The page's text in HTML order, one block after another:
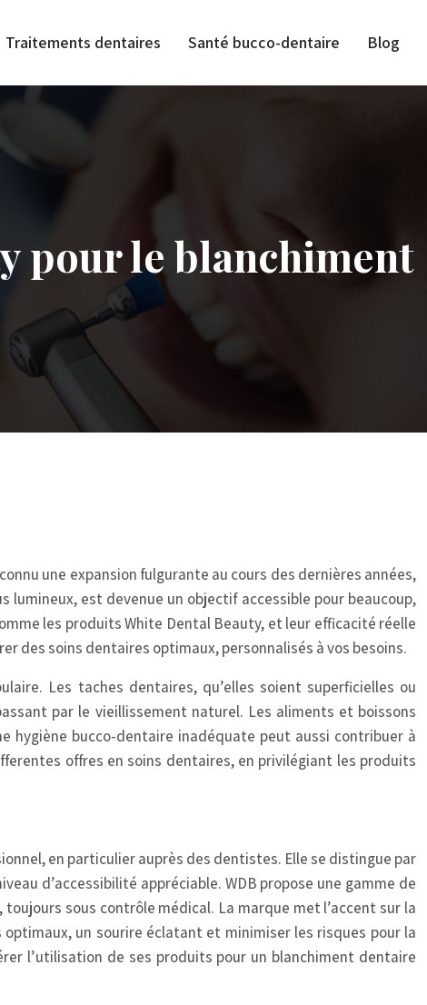
Traitements dentaires Santé bucco-dentaire Blog
pour le blanchiment
une expansion fulgurante au cours des dernières années,
est devenue un objectif accessible pour beaucoup,
les produits White Dental Beauty, et leur efficacité réelle
des soins dentaires optimaux, personnalisés à vos besoins.
Les taches dentaires, qu’elles soient superficielles ou
par le vieillissement naturel. Les aliments et boissons
hygiène bucco-dentaire inadéquate peut aussi contribuer à
offres en soins dentaires, en privilégiant les produits
en particulier auprès des dentistes. Elle se distingue par
d’accessibilité appréciable. WDB propose une gamme de
sous contrôle médical. La marque met l’accent sur la
un sourire éclatant et minimiser les risques pour la
l’utilisation de ses produits pour un blanchiment dentaire